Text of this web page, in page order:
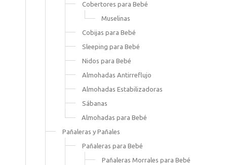
Cobertores para Bebé
Muselinas
Cobijas para Bebé
Sleeping para Bebé
Nidos para Bebé
Almohadas Antirreflujo
Almohadas Estabilizadoras
Sábanas
Almohadas para Bebé
Pañaleras y Pañales
Pañaleras para Bebé
Pañaleras Morrales para Bebé